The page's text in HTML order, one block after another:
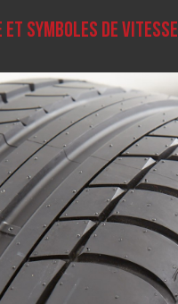
ET SYMBOLES DE VITESSE